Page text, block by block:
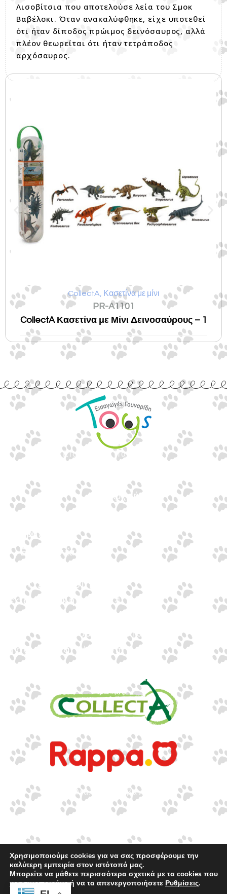
Λισοβίτσια που αποτελούσε λεία του Σμοκ
Βαβέλσκι. Όταν ανακαλύφθηκε, είχε υποτεθεί
ότι ήταν δίποδος πρώιμος δεινόσαυρος, αλλά
πλέον θεωρείται ότι ήταν τετράποδος
αρχόσαυρος.
CollectA Κασετίνα με μίνι
PR-A1101
CollectA Κασετίνα με Μίνι Δεινοσαύρους – 1
Εισαγωγές Παιχνιδιών
Αρχική
Τράπεζες
Επικοινωνία
Ιωνος Δραγούμη 14
Θεσσαλονίκη · 54624
+30 2310 551560
info@gounaridis.com
Μάλτα & Αλβανία
©2026.
Ιωακείμ Γουναρίδης & Σια Ο.Ε. – Με
Χρησιμοποιούμε cookies για να σας προσφέρουμε την
καλύτερη εμπειρία στον ιστότοπό μας.
Μπορείτε να μάθετε περισσότερα σχετικά με τα cookies που
χρησιμοποιούμε ή να τα απενεργοποιήσετε Ρυθμίσεις.